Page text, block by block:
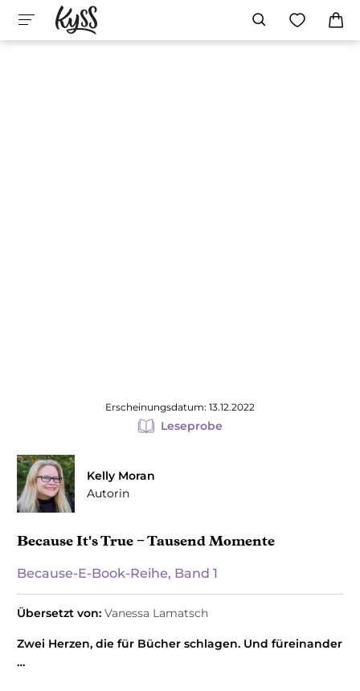
Erscheinungsdatum: 13.12.2022
Leseprobe
Kelly Moran
Autorin
Because It's True − Tausend Momente
Because-E-Book-Reihe, Band 1
Übersetzt von: Vanessa Lamatsch
Zwei Herzen, die für Bücher schlagen. Und füreinander
…